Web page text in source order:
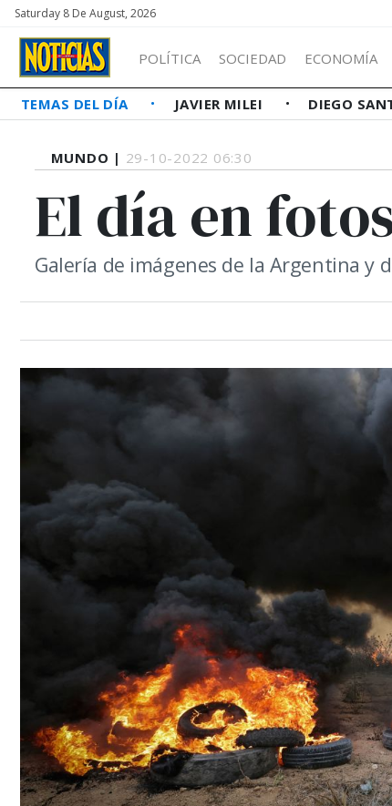
Saturday 8 De August, 2026
POLÍTICA SOCIEDAD ECONOMÍA
TEMAS DEL DÍA JAVIER MILEI DIEGO
MUNDO | 29-10-2022 06:30
El día en
Galería de imágenes de la Argentina y